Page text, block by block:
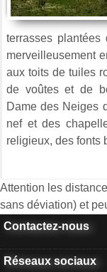
terrasses
merveilleusement
aux toits de tuiles
de voûtes et de
Dame des Neiges
nef et des
religieux, des fonts
Attention les
sans déviation) et
Contactez-nous
Réseaux sociaux